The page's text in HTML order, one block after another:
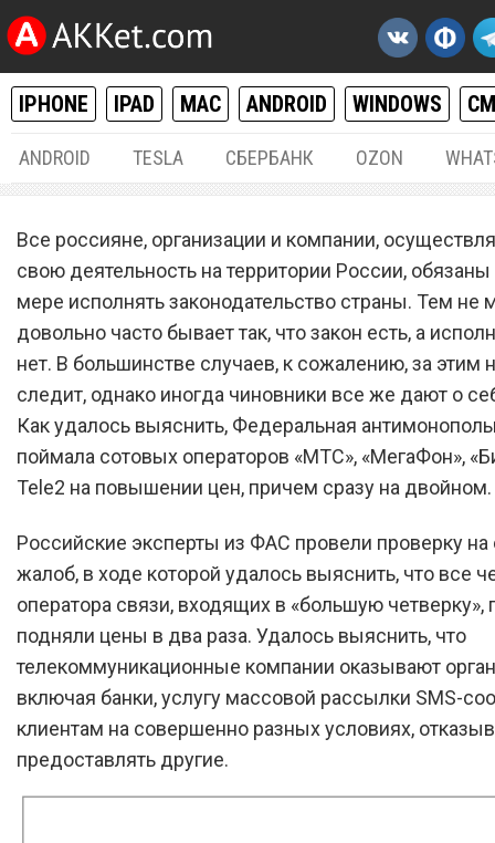
IPHONE IPAD MAC ANDROID WINDOWS
ANDROID TESLA СБЕРБАНК OZON
Сотовых операторов
«МегаФон», «Билайн» и
обвинили в двойном
повышении цен
Все россияне, организации и компании,
свою деятельность на территории России,
мере исполнять законодательство страны. Тем не
довольно часто бывает так, что закон есть, а
нет. В большинстве случаев, к сожалению, за этим
следит, однако иногда чиновники все же дают о
Как удалось выяснить, Федеральная
поймала сотовых операторов «МТС», «МегаФон»,
Tele2 на повышении цен, причем сразу на двойном.
Российские эксперты из ФАС провели проверку на
жалоб, в ходе которой удалось выяснить, что все
оператора связи, входящих в «большую четверку»,
подняли цены в два раза. Удалось выяснить, что
телекоммуникационные компании оказывают
включая банки, услугу массовой рассылки SMS-
клиентам на совершенно разных условиях,
предоставлять другие.